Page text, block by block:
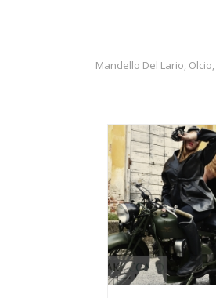
Mandello Del Lario, Olcio,